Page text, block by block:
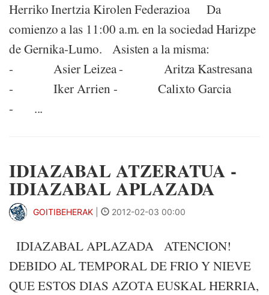
Herriko Inertzia Kirolen Federazioa Da
comienzo a las 11:00 a.m. en la sociedad Harizpe
de Gernika-Lumo. Asisten a la misma:
- Asier Leizea - Aritza Kastresana
- Iker Arrien - Calixto Garcia
- ...
IDIAZABAL ATZERATUA -
IDIAZABAL APLAZADA
GOITIBEHERAK 2012-02-03 00:00
IDIAZABAL APLAZADA ATENCION!
DEBIDO AL TEMPORAL DE FRIO Y NIEVE
QUE ESTOS DIAS AZOTA EUSKAL HERRIA,